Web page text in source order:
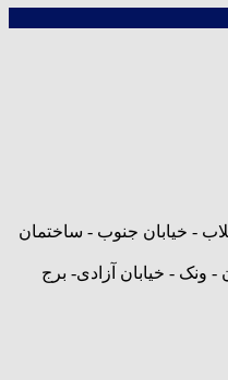
- خیابان جنوب - ساختمان
ونک - خیابان آزادی- برج